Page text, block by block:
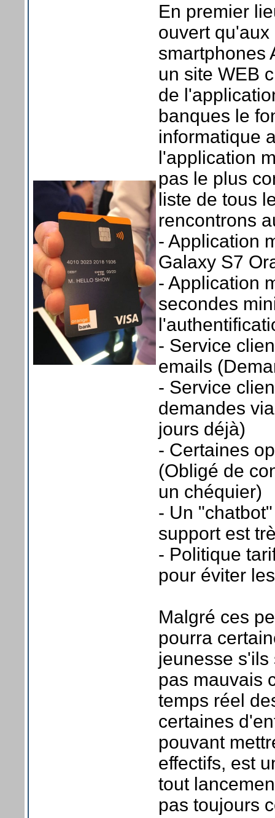
En premier
ouvert
smartphones
un site WEB
de
banques le
informatique
l'application
pas le plus
liste de tous
rencontrons
- Application
Galaxy S7
- Application
secondes
- Service
emails
- Service
demandes
jours déjà)
- Certaines
(Obligé de
un chéquier)
- Un
support est
- Politique
pour éviter
Malgré ces
pourra
jeunesse
pas mauvais
temps réel
certaines
pouvant
effectifs, est
tout
pas toujours